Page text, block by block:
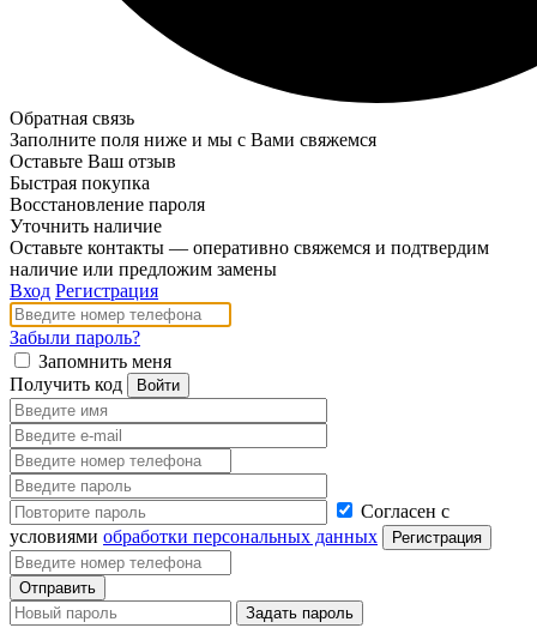
Обратная связь
Заполните поля ниже и мы с Вами свяжемся
Оставьте Ваш отзыв
Быстрая покупка
Восстановление пароля
Уточнить наличие
Оставьте контакты — оперативно свяжемся и подтвердим
наличие или предложим замены
Вход Регистрация
Забыли пароль?
Запомнить меня
Получить код
Согласен с
условиями обработки персональных данных